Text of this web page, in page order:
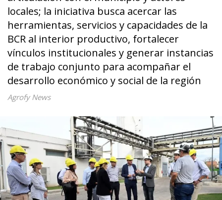
locales; la iniciativa busca acercar las
herramientas, servicios y capacidades de la
BCR al interior productivo, fortalecer
vínculos institucionales y generar instancias
de trabajo conjunto para acompañar el
desarrollo económico y social de la región
Agrofy News